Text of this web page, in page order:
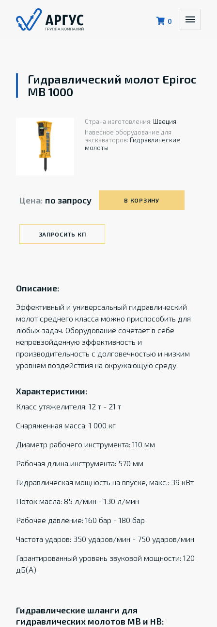
0
Гидравлический молот Epiroc
MB 1000
Страна изготовления: Швеция
Навесное оборудование для
экскаваторов: Гидравлические
молоты
Цена: по запросу В КОРЗИНУ
ЗАПРОСИТЬ КП
Описание:
Эффективный и универсальный гидравлический
молот среднего класса можно приспособить для
любых задач. Оборудование сочетает в себе
непревзойденную эффективность и
производительность с долговечностью и низким
уровнем воздействия на окружающую среду.
Характеристики:
Класс утяжелителя: 12 т - 21 т
Снаряженная масса: 1 000 кг
Диаметр рабочего инструмента: 110 мм
Рабочая длина инструмента: 570 мм
Гидравлическая мощность на впуске, макс.: 39 кВт
Поток масла: 85 л/мин - 130 л/мин
Рабочее давление: 160 бар - 180 бар
Частота ударов: 350 ударов/мин - 750 ударов/мин
Гарантированный уровень звуковой мощности: 120
дБ(А)
Гидравлические шланги для
гидравлических молотов MB и HB: